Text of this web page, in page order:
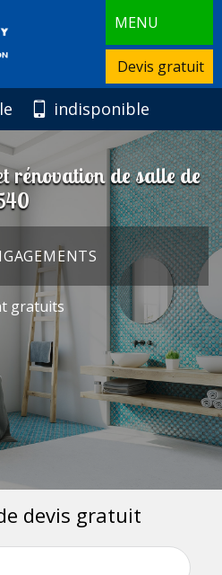
MENU
Devis gratuit
indisponible
rénovation de salle de
gratuits
devis gratuit